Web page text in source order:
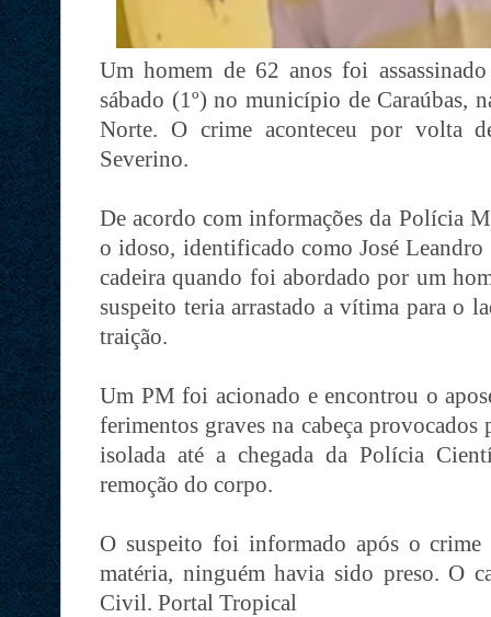
Um homem de 62 anos foi
sábado (1º) no município de Caraúbas,
Norte. O crime aconteceu por volta
Severino.
De acordo com informações da Polícia
o idoso, identificado como José
cadeira quando foi abordado por um
suspeito teria arrastado a vítima para o
traição.
Um PM foi acionado e encontrou o
ferimentos graves na cabeça
isolada até a chegada da Polícia
remoção do corpo.
O suspeito foi informado após o crime
matéria, ninguém havia sido preso. O
Civil. Portal Tropical